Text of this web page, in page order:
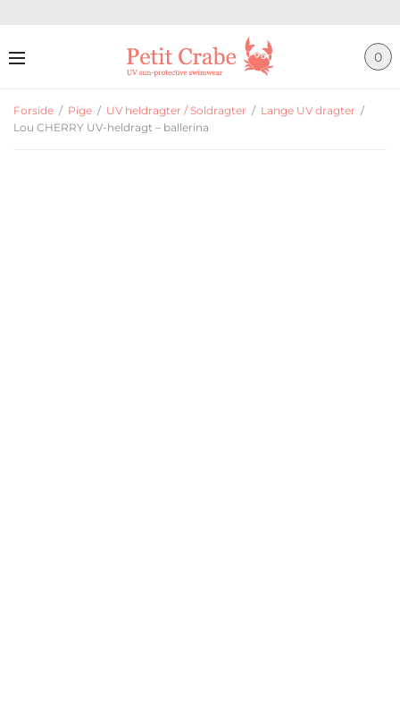
0
Forside / Pige / UV heldragter / Soldragter / Lange UV dragter /
Lou CHERRY UV-heldragt – ballerina